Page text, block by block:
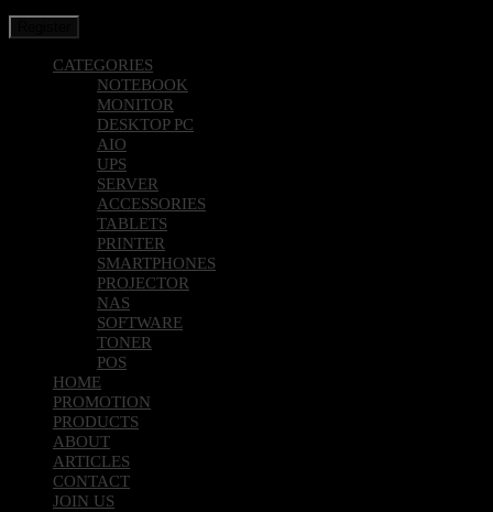
CATEGORIES
NOTEBOOK
MONITOR
DESKTOP PC
AIO
UPS
SERVER
ACCESSORIES
TABLETS
PRINTER
SMARTPHONES
PROJECTOR
NAS
SOFTWARE
TONER
POS
HOME
PROMOTION
PRODUCTS
ABOUT
ARTICLES
CONTACT
JOIN US